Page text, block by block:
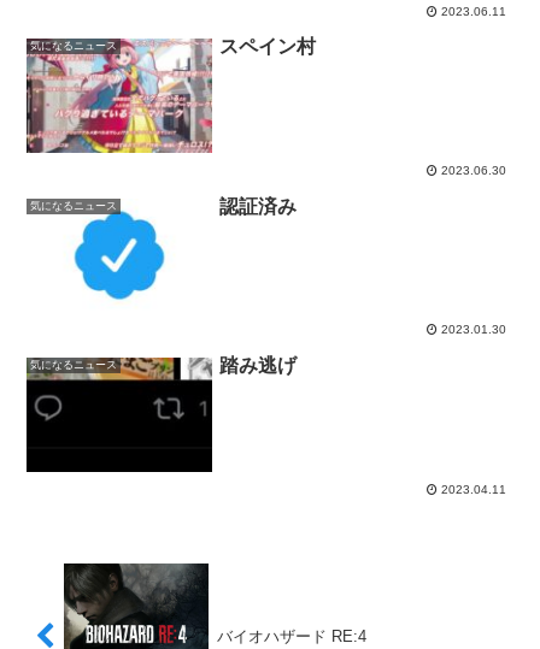
2023.06.11
気になるニュース スペイン村
2023.06.30
気になるニュース 認証済み
2023.01.30
気になるニュース 踏み逃げ
2023.04.11
バイオハザード RE:4